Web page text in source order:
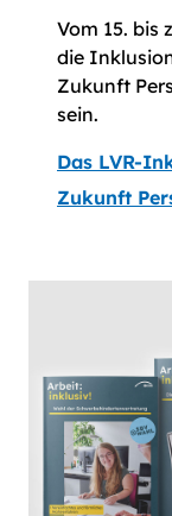
Vom 15. bis
die
Zukunft
sein.
Das LVR-
Zukunft